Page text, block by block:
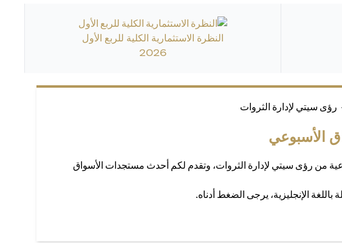
النظرة الاستثمارية الكلية للربع الأول
2026
رؤى سيتي لإدارة الثروات
الأسبوعي
من رؤى سيتي لإدارة الثروات، وتقدم لكم أحدث مستجدات الأسواق
باللغة الإنجليزية، يرجى الضغط أدناه.